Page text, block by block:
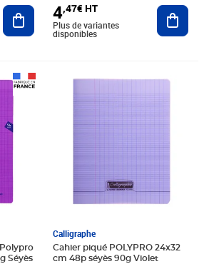
Ajouter au panier
4,47€ HT
Plus de variantes
disponibles
Séyès
Calligraphe
Cahier piqué POLYPRO 24x32
cm 48p séyès 90g Violet
Prix 1,29€ HT